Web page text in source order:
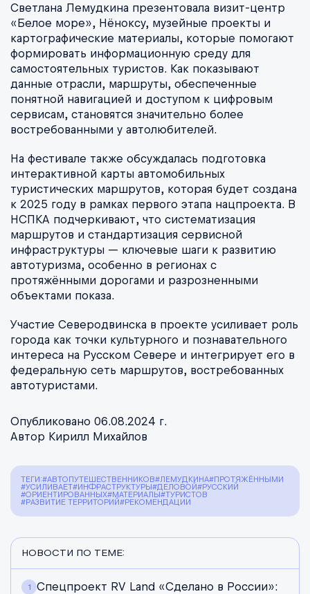
Светлана Лемудкина презентовала визит-центр
«Белое море», Нёноксу, музейные проекты и
картографические материалы, которые помогают
формировать информационную среду для
самостоятельных туристов. Как показывают
данные отрасли, маршруты, обеспеченные
понятной навигацией и доступом к цифровым
сервисам, становятся значительно более
востребованными у автолюбителей.
На фестивале также обсуждалась подготовка
интерактивной карты автомобильных
туристических маршрутов, которая будет создана
к 2025 году в рамках первого этапа нацпроекта. В
НСПКА подчеркивают, что систематизация
маршрутов и стандартизация сервисной
инфраструктуры — ключевые шаги к развитию
автотуризма, особенно в регионах с
протяжёнными дорогами и разрозненными
объектами показа.
Участие Северодвинска в проекте усиливает роль
города как точки культурного и познавательного
интереса на Русском Севере и интегрирует его в
федеральную сеть маршрутов, востребованных
автотуристами.
Опубликовано 06.08.2024 г.
Автор Кирилл Михайлов
ТЕГИ:#АВТОПУТЕШЕСТВЕННИКОВ#ЛЕМУДКИНА#ПРОТЯЖЁННЫМИ
#УСИЛИВАЕТ#ИНФРАСТРУКТУРЫ#ДЕЛОВОЙ#РУССКИЙ
#ОРИЕНТИРОВАННЫХ#МАТЕРИАЛЫ#ТУРИСТОВ
#РАЗВИТИЕ ТЕРРИТОРИЙ#РЕКОМЕНДАЦИИ
НОВОСТИ ПО ТЕМЕ:
Спецпроект RV Land «Сделано в России»: